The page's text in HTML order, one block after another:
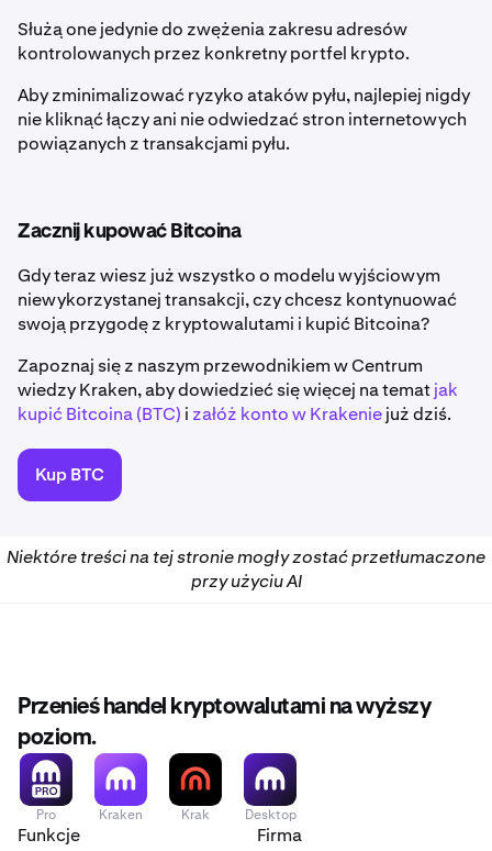
Służą one jedynie do zwężenia zakresu adresów
kontrolowanych przez konkretny portfel krypto.
Aby zminimalizować ryzyko ataków pyłu, najlepiej nigdy
nie kliknąć łączy ani nie odwiedzać stron internetowych
powiązanych z transakcjami pyłu.
Zacznij kupować Bitcoina
Gdy teraz wiesz już wszystko o modelu wyjściowym
niewykorzystanej transakcji, czy chcesz kontynuować
swoją przygodę z kryptowalutami i kupić Bitcoina?
Zapoznaj się z naszym przewodnikiem w Centrum
wiedzy Kraken, aby dowiedzieć się więcej na tematjak
kupić Bitcoina (BTC) i załóż konto w Krakeniejuż dziś.
Kup BTC
Niektóre treści na tej stronie mogły zostać przetłumaczone
przy użyciu AI
Przenieś handel kryptowalutami na wyższy
poziom.
Pro Kraken Krak Desktop
Funkcje Firma